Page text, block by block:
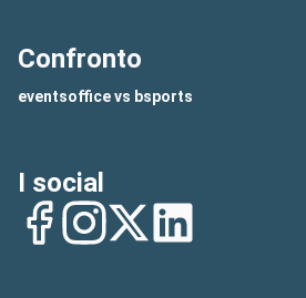
Confronto
eventsoffice vs bsports
I social
FacebookInstagram
TwitterLinkedIn